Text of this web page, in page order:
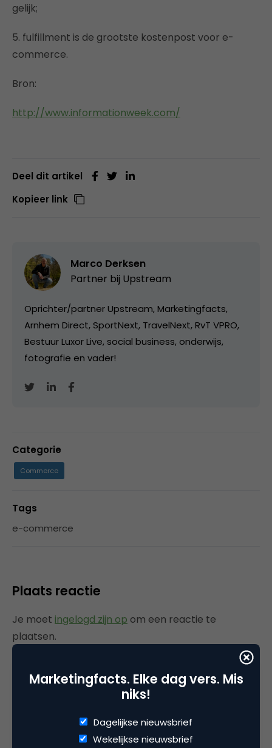
gelijk;
5. fulfillment is de grootste kostenpost voor e-
commerce.
Bron:
http://www.informationweek.com/
Deel dit artikel
Kopieer link
Marco Derksen
Partner bij Upstream
Oprichter/partner Upstream, Marketingfacts,
Arnhem Direct, SportNext, TravelNext, RvT VPRO,
Bestuur Luxor Live, social business, onderwijs,
fotografie en vader!
Categorie
Commerce
Tags
e-commerce
Plaats reactie
Je moet ingelogd zijn op om een reactie te
plaatsen.
Gerelateerde artikelen
Rebel with or without a cause?
Marketingfacts. Elke dag vers. Mis
niks!
Dagelijkse nieuwsbrief
Wekelijkse nieuwsbrief